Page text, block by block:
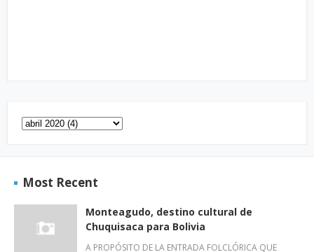
Most Recent
Monteagudo, destino cultural de
Chuquisaca para Bolivia
A PROPÓSITO DE LA ENTRADA FOLCLÓRICA QUE